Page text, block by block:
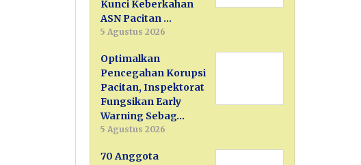
Kunci Keberkahan
ASN Pacitan …
5 Agustus 2026
Optimalkan
Pencegahan Korupsi
Pacitan, Inspektorat
Fungsikan Early
Warning Sebag…
5 Agustus 2026
70 Anggota